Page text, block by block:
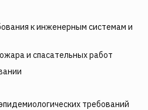
к инженерным системам и
и спасательных работ
требований